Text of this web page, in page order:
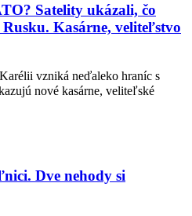
Satelity ukázali, čo
Kasárne, veliteľstvo
vzniká neďaleko hraníc s
nové kasárne, veliteľské
Dve nehody si